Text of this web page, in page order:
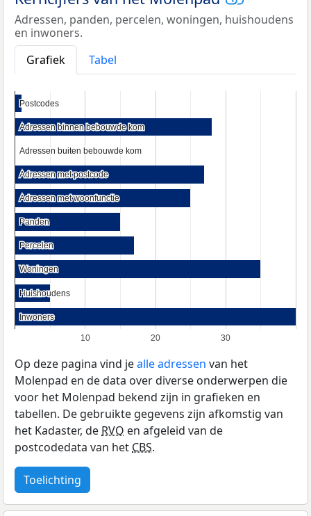
Adressen, panden, percelen, woningen, huishoudens
en inwoners.
Grafiek
Tabel
10 20 30
Postcodes
Postcodes
Adressen binnen bebouwde kom
Adressen binnen bebouwde kom
Adressen buiten bebouwde kom
Adressen buiten bebouwde kom
Adressen met postcode
Adressen met postcode
Adressen met woonfunctie
Adressen met woonfunctie
Panden
Panden
Percelen
Percelen
Woningen
Woningen
Huishoudens
Huishoudens
Inwoners
Inwoners
Op deze pagina vind jealle adressen van het
Molenpad en de data over diverse onderwerpen die
voor het Molenpad bekend zijn in grafieken en
tabellen. De gebruikte gegevens zijn afkomstig van
het Kadaster, deRVO en afgeleid van de
postcodedata van hetCBS.
Toelichting